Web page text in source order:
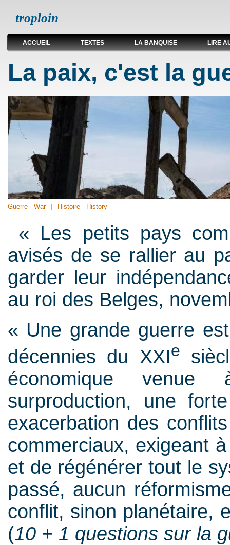
troploin
ACCUEIL TEXTES LA BANQUISE LIRE
La paix, c'est la
Guerre - War Histoire - History
« Les petits pays
avisés de se rallier au
garder leur
au roi des Belges,
« Une grande guerre
décennies du XXIe
économique
surproduction, une
exacerbation des
commerciaux, exigeant
et de régénérer tout le
passé, aucun
conflit, sinon planétaire,
(10 + 1 questions sur la